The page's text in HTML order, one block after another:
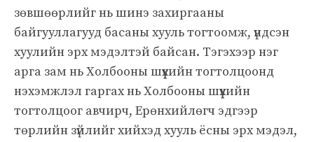
зөвшөөрлийг нь шинэ захиргааны
байгууллагууд басаны хууль тогтоомж, үндсэн
хуулийн эрх мэдэлтэй байсан. Тэгэхээр нэг
арга зам нь Холбооны шүүхийн тогтолцоонд
нэхэмжлэл гаргах нь Холбооны шүүхийн
тогтолцоог авчирч, Ерөнхийлөгч эдгээр
төрлийн зүйлийг хийхэд хууль ёсны эрх мэдэл,